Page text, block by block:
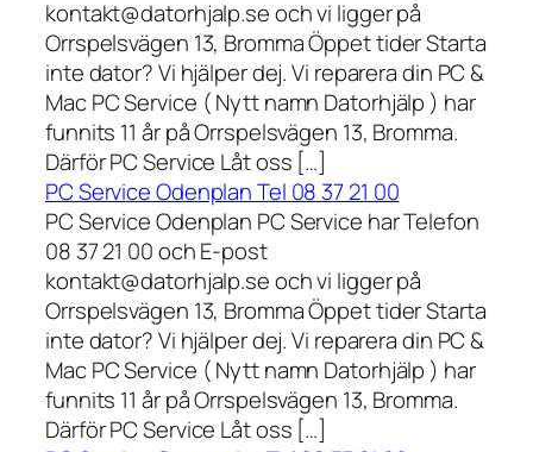
kontakt@datorhjalp.se och vi ligger på
Orrspelsvägen 13, Bromma Öppet tider Starta
inte dator? Vi hjälper dej. Vi reparera din PC &
Mac PC Service ( Nytt namn Datorhjälp ) har
funnits 11 år på Orrspelsvägen 13, Bromma.
Därför PC Service Låt oss […]
PC Service Odenplan Tel 08 37 21 00
PC Service Odenplan PC Service har Telefon
08 37 21 00 och E-post
kontakt@datorhjalp.se och vi ligger på
Orrspelsvägen 13, Bromma Öppet tider Starta
inte dator? Vi hjälper dej. Vi reparera din PC &
Mac PC Service ( Nytt namn Datorhjälp ) har
funnits 11 år på Orrspelsvägen 13, Bromma.
Därför PC Service Låt oss […]